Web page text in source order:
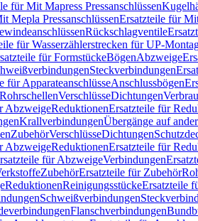
für Mit Mapress Pressanschlüssen
Mepla PressanschlüssenErsatzteile für
Rückschlagventile
für Wasserzählerstrecken für UP-
für FormstückeBögenAbzweige
Steckverbindungen
für ApparateanschlüsseAnschlussbögen
VerschlüsseDichtungen
AbzweigeReduktionenErsatzteile für
KrallverbindungenÜbergänge auf
ZubehörVerschlüsseDichtungen
AbzweigeReduktionenErsatzteile für
für AbzweigeVerbindungen
ZubehörErsatzteile für Zubehör
ReduktionenReinigungsstückeErsatzteile
Schweißverbindungen
Flanschverbindungen